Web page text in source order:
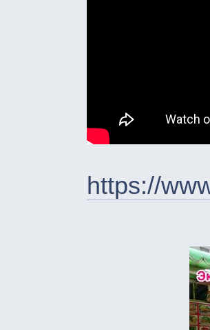
https://